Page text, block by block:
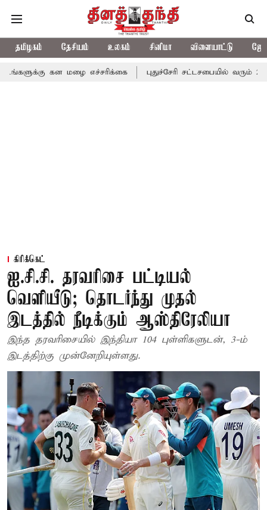
தமிழகம் தேசியம் உலகம் சினிமா விளையாட்டு
மழை எச்சரிக்கை புதுச்சேரி சட்டசபையில் வரும் 24ம் தேதி
கிரிக்கெட்
ஐ.சி.சி. தரவரிசை பட்டியல்
வெளியீடு; தொடர்ந்து முதல்
இடத்தில் நீடிக்கும் ஆஸ்திரேலியா
இந்த தரவரிசையில் இந்தியா 104 புள்ளிகளுடன், 3-ம்
இடத்திற்கு முன்னேறியுள்ளது.